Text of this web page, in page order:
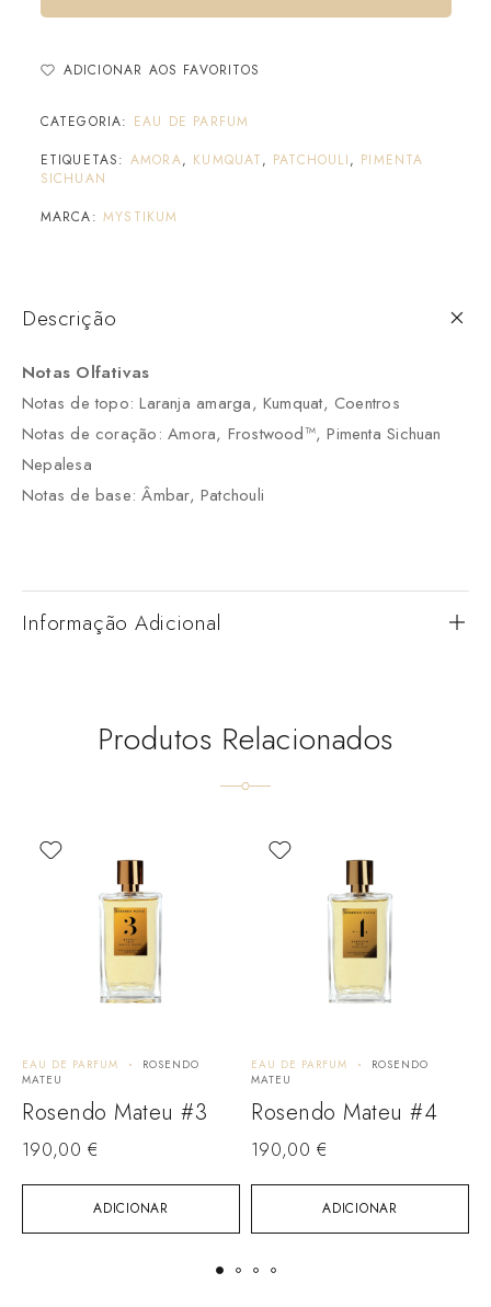
ADICIONAR AOS FAVORITOS
CATEGORIA: EAU DE PARFUM
ETIQUETAS: AMORA, KUMQUAT, PATCHOULI, PIMENTA
SICHUAN
MARCA: MYSTIKUM
Descrição
Notas Olfativas
Notas de topo: Laranja amarga, Kumquat, Coentros
Notas de coração: Amora, Frostwood™, Pimenta Sichuan
Nepalesa
Notas de base: Âmbar, Patchouli
Informação Adicional
Produtos Relacionados
ADICIONAR
EAU DE PARFUM
ROSENDO
MATEU
Rosendo Mateu #3
190,00 €
ADICIONAR
EAU DE PARFUM
ROSENDO
MATEU
Rosendo Mateu #4
190,00 €